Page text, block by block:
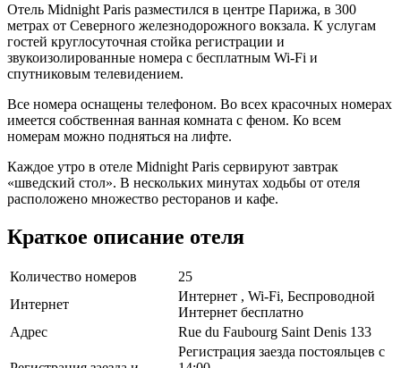
Отель Midnight Paris разместился в центре Парижа, в 300
метрах от Северного железнодорожного вокзала. К услугам
гостей круглосуточная стойка регистрации и
звукоизолированные номера с бесплатным Wi-Fi и
спутниковым телевидением.
Все номера оснащены телефоном. Во всех красочных номерах
имеется собственная ванная комната с феном. Ко всем
номерам можно подняться на лифте.
Каждое утро в отеле Midnight Paris сервируют завтрак
«шведский стол». В нескольких минутах ходьбы от отеля
расположено множество ресторанов и кафе.
Краткое описание отеля
Количество номеров
25
Интернет
Интернет , Wi-Fi, Беспроводной
Интернет бесплатно
Адрес
Rue du Faubourg Saint Denis 133
Регистрация заезда постояльцев с